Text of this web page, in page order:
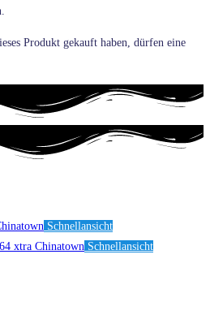
Produkt gekauft haben, dürfen eine
Schnellansicht
Schnellansicht